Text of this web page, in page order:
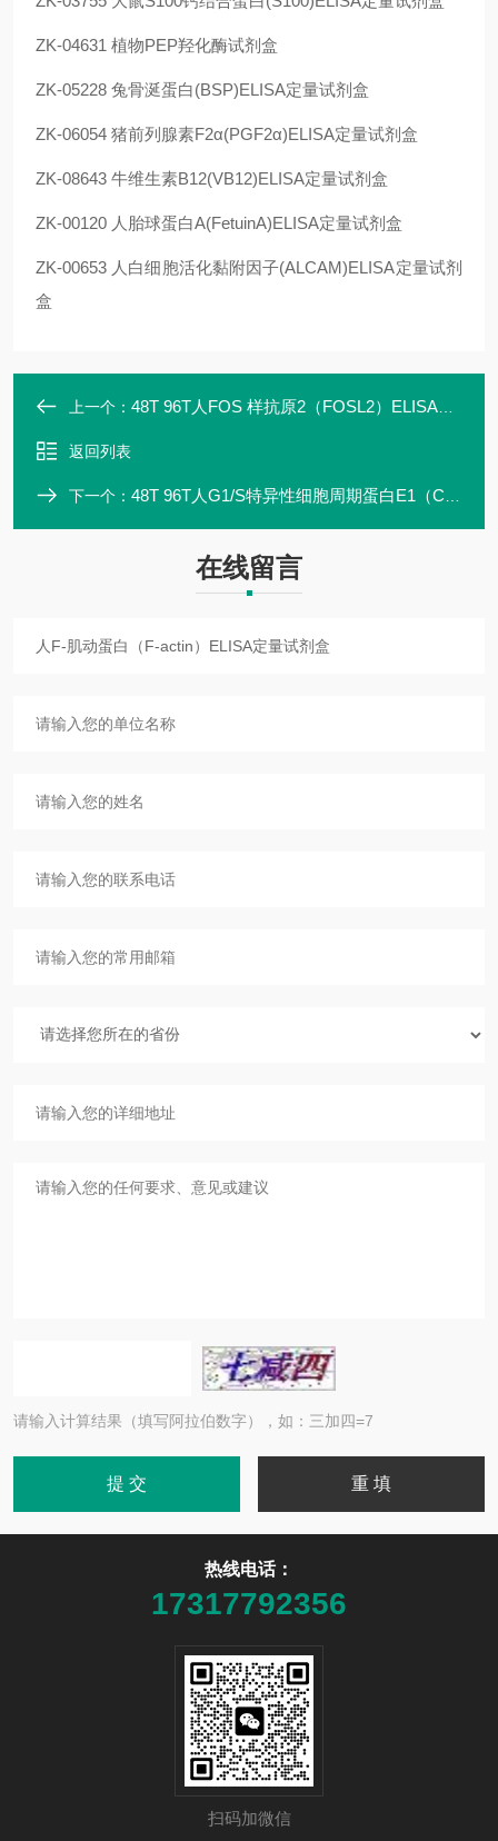
ZK-04631 植物PEP羟化酶试剂盒
ZK-05228 兔骨涎蛋白(BSP)ELISA定量试剂盒
ZK-06054 猪前列腺素F2α(PGF2α)ELISA定量试剂盒
ZK-08643 牛维生素B12(VB12)ELISA定量试剂盒
ZK-00120 人胎球蛋白A(FetuinA)ELISA定量试剂盒
ZK-00653 人白细胞活化黏附因子(ALCAM)ELISA定量试剂
盒
上一个： 48T 96T人FOS 样抗原2（FOSL2）ELISA定量试剂盒
返回列表
下一个： 48T 96T人G1/S特异性细胞周期蛋白E1（CCNE1）ELISA定量试剂盒
在线留言
请输入计算结果（填写阿拉伯数字），如：三加四=7
热线电话：
17317792356
扫码加微信